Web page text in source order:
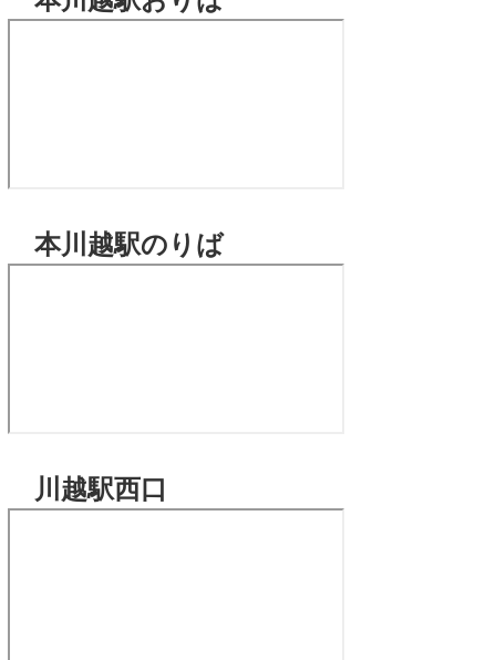
本川越駅のりば
川越駅西口